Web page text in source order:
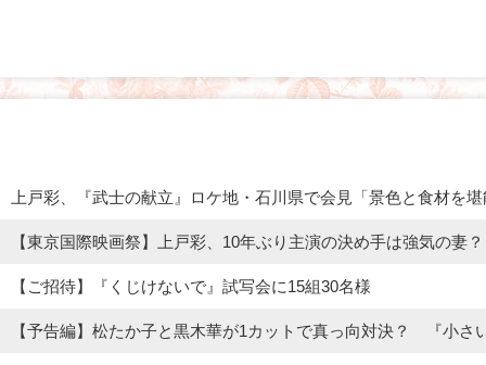
上戸彩、『武士の献立』ロケ地・石川県で会見「景色と食材を
【東京国際映画祭】上戸彩、10年ぶり主演の決め手は強気の妻
【ご招待】『くじけないで』試写会に15組30名様
【予告編】松たか子と黒木華が1カットで真っ向対決？ 『小さ